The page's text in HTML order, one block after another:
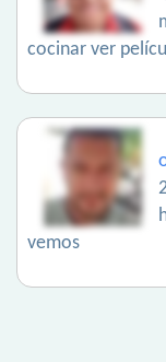
cocinar ver
vemos